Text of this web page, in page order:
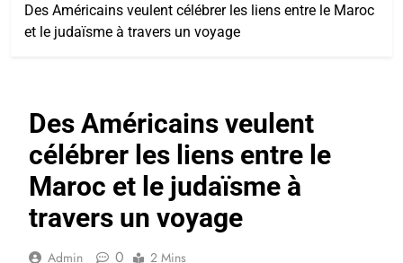
Des Américains veulent célébrer les liens entre le Maroc
et le judaïsme à travers un voyage
Des Américains veulent
célébrer les liens entre le
Maroc et le judaïsme à
travers un voyage
Admin 0 2 Mins